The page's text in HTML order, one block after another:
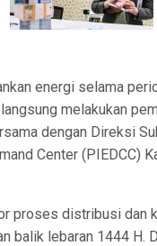
energi selama
melakukan
dengan Direksi
Center (PIEDCC)
proses distribusi
balik lebaran 1444 H.